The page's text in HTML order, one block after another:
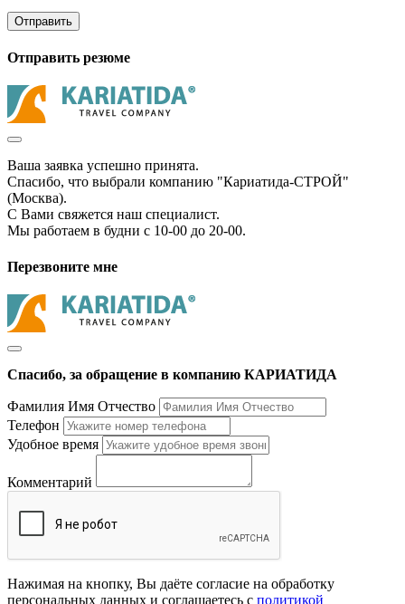
Отправить
Отправить резюме
Ваша заявка успешно принята.
Спасибо, что выбрали компанию "Кариатида-СТРОЙ"
(Москва).
С Вами свяжется наш специалист.
Мы работаем в будни с 10-00 до 20-00.
Перезвоните мне
Спасибо, за обращение в компанию КАРИАТИДА
Фамилия Имя Отчество
Телефон
Удобное время
Комментарий
Нажимая на кнопку, Вы даёте согласие на обработку
персональных данных и соглашаетесь с политикой